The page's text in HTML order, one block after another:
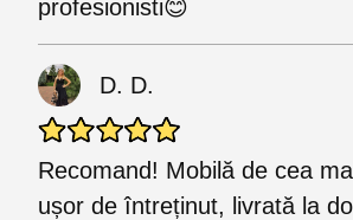
profesionisti😊
D. D.
Recomand! Mobilă de cea
ușor de întreținut, livrată la